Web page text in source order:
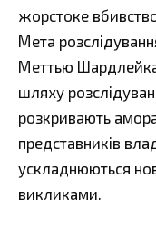
жорстоке
Мета
Меттью
шляху
розкривають
представників
ускладнюються
викликами.